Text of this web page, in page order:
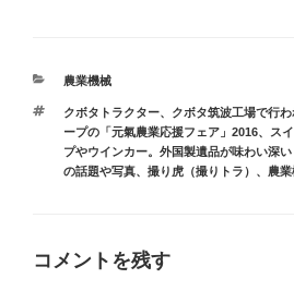
カ
ゴ
ー
農業機械
タ
グ
クボタトラクター、
クボタ筑波工場で行
ープの「元氣農業応援フェア」2016、
ス
プやウインカー。外国製遺品が味わい深い
の話題や写真、 撮り虎（撮りトラ） 、 農
コメントを残す